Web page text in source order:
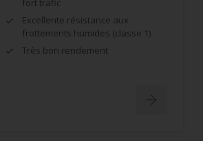
fort trafic
Excellente résistance aux
frottements humides (classe 1)
Très bon rendement